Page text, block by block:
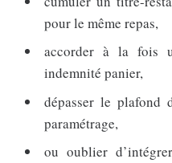
pour le même repas,
accorder à la fois
indemnité panier,
dépasser le plafond
paramétrage,
ou oublier